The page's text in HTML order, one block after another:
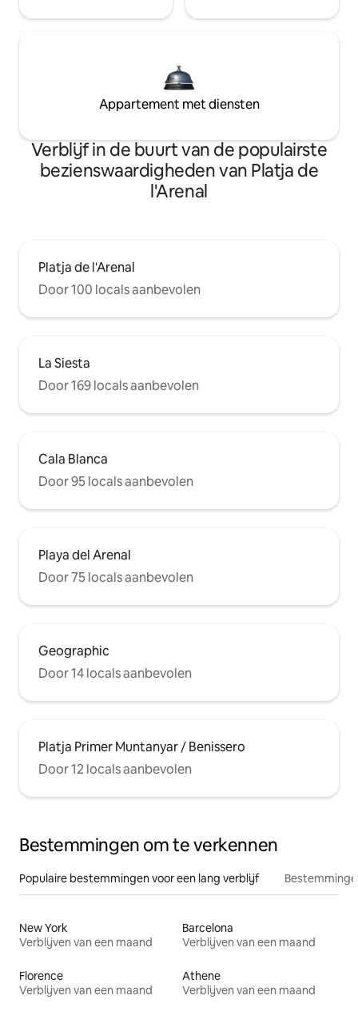
Appartement met diensten
Verblijf in de buurt van de populairste
bezienswaardigheden van Platja de
l'Arenal
Platja de l'Arenal
Door 100 locals aanbevolen
La Siesta
Door 169 locals aanbevolen
Cala Blanca
Door 95 locals aanbevolen
Playa del Arenal
Door 75 locals aanbevolen
Geographic
Door 14 locals aanbevolen
Platja Primer Muntanyar / Benissero
Door 12 locals aanbevolen
Bestemmingen om te verkennen
Populaire bestemmingen voor een lang verblijf
New York
Verblijven van een maand
Barcelona
Verblijven van een maand
Florence
Verblijven van een maand
Athene
Verblijven van een maand